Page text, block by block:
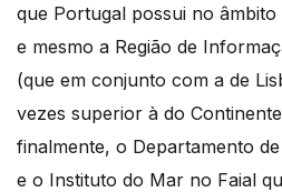
que Portugal possui no
e mesmo a Região de
(que em conjunto com a de
vezes superior à do
finalmente, o Departamento
e o Instituto do Mar no Faial